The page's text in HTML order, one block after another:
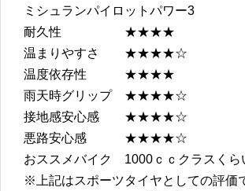
ミシュランパイロットパワー3
耐久性 ★★★★
温まりやすさ ★★★★☆
温度依存性 ★★★★
雨天時グリップ ★★★★☆
接地感安心感 ★★★★☆
悪路安心感 ★★★★☆
おススメバイク 1000ｃｃクラスくら
※上記はスポーツタイヤとしての評価